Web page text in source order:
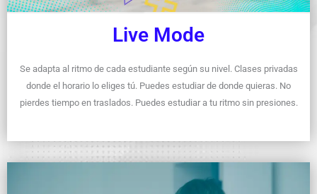
Live Mode
Se adapta al ritmo de cada estudiante según su nivel. Clases privadas
donde el horario lo eliges tú. Puedes estudiar de donde quieras. No
pierdes tiempo en traslados. Puedes estudiar a tu ritmo sin presiones.